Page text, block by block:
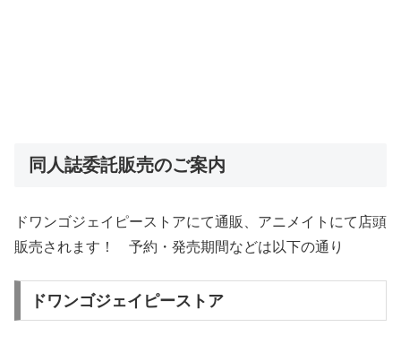
同人誌委託販売のご案内
ドワンゴジェイピーストアにて通販、アニメイトにて店頭
販売されます！ 予約・発売期間などは以下の通り
ドワンゴジェイピーストア